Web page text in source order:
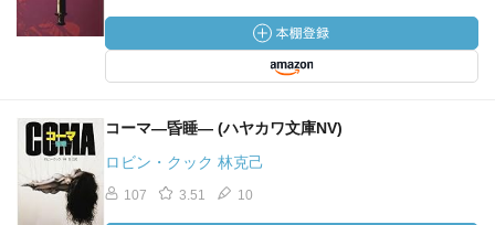
コーマ―昏睡― (ハヤカワ文庫NV)
ロビン・クック 林克己
107 3.51 10